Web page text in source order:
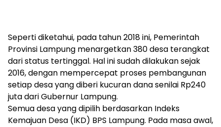
Seperti diketahui, pada tahun 2018 ini, Pemerintah
Provinsi Lampung menargetkan 380 desa terangkat
dari status tertinggal. Hal ini sudah dilakukan sejak
2016, dengan mempercepat proses pembangunan
setiap desa yang diberi kucuran dana senilai Rp240
juta dari Gubernur Lampung.
Semua desa yang dipilih berdasarkan Indeks
Kemajuan Desa (IKD) BPS Lampung. Pada masa awal,